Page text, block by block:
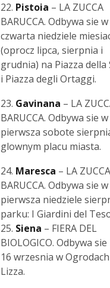
22. Pistoia – LA ZUCCA
BARUCCA. Odbywa sie w
czwarta niedziele
(oprocz lipca, sierpnia i
grudnia) na Piazza della
i Piazza degli Ortaggi.
23. Gavinana – LA
BARUCCA. Odbywa sie w
pierwsza sobote
glownym placu miasta.
24. Maresca – LA ZUCCA
BARUCCA. Odbywa sie w
pierwsza niedziele
parku: I Giardini del
25. Siena – FIERA DEL
BIOLOGICO. Odbywa sie
16 wrzesnia w Ogrodach
Lizza.